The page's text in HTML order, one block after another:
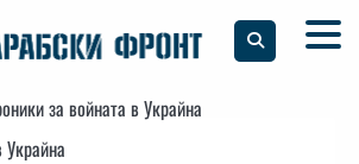
за войната в Украйна